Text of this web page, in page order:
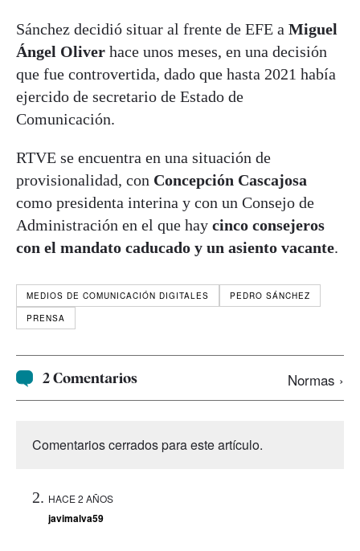
Sánchez decidió situar al frente de EFE a Miguel
Ángel Oliver hace unos meses, en una decisión
que fue controvertida, dado que hasta 2021 había
ejercido de secretario de Estado de
Comunicación.
RTVE se encuentra en una situación de
provisionalidad, con Concepción Cascajosa
como presidenta interina y con un Consejo de
Administración en el que hay cinco consejeros
con el mandato caducado y un asiento vacante.
MEDIOS DE COMUNICACIÓN DIGITALES
PEDRO SÁNCHEZ
PRENSA
2 Comentarios Normas ›
Comentarios cerrados para este artículo.
HACE 2 AÑOS
javimalva59